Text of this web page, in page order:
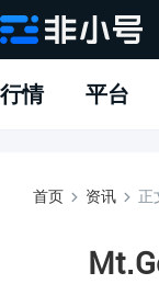
APP下载
指标说明
问题反馈
行情 平台
首页 资讯 正